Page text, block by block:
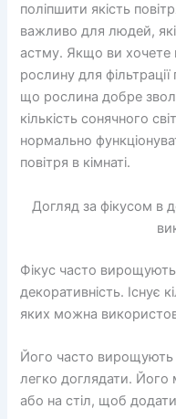
поліпшити якість
важливо для людей,
астму. Якщо ви хочете
рослину для
що рослина добре
кількість сонячного
нормально
повітря в кімнаті.
Догляд за фікусом в
Фікус часто
декоративність. Існує
яких можна
Його часто вирощують
легко доглядати. Його
або на стіл, щоб додати